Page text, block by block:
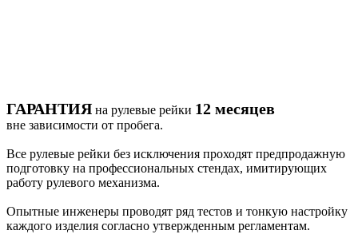
ГАРАНТИЯ на рулевые рейки 12 месяцев
вне зависимости от пробега.
Все рулевые рейки без исключения проходят предпродажную
подготовку на профессиональных стендах, имитирующих
работу рулевого механизма.
Опытные инженеры проводят ряд тестов и тонкую настройку
каждого изделия согласно утвержденным регламентам.